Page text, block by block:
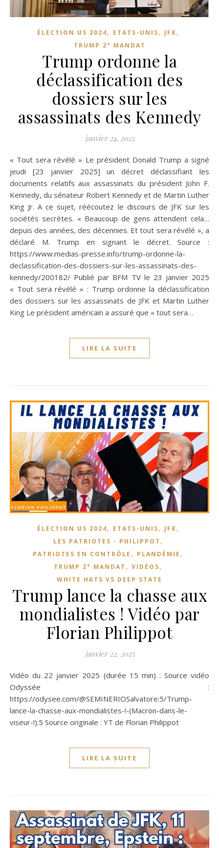
ÉLECTION US 2024, ETATS-UNIS, JFK,
TRUMP 2° MANDAT
Trump ordonne la
déclassification des
dossiers sur les
assassinats des Kennedy
janvier 24, 2025
« Tout sera révélé » Le président Donald Trump a signé
jeudi [23 janvier 2025] un décret déclassifiant les
documents relatifs aux assassinats du président John F.
Kennedy, du sénateur Robert Kennedy et de Martin Luther
King Jr. A ce sujet, réécoutez le discours de JFK sur les
sociétés secrètes. « Beaucoup de gens attendent cela…
depuis des années, des décennies. Et tout sera révélé », a
déclaré M. Trump en signant le décret. Source :
https://www.medias-presse.info/trump-ordonne-la-
declassification-des-dossiers-sur-les-assassinats-des-
kennedy/200182/ Publié par BFM TV le 23 janvier 2025
« Tout sera révélé » : Trump ordonne la déclassification
des dossiers sur les assassinats de JFK et Martin Luther
King Le président américain a assuré que « tout sera…
LIRE LA SUITE
ÉLECTION US 2024, ETATS-UNIS, JFK,
LES PATRIOTES - PHILIPPOT ,
PATRIOTES EN CONTRÔLE , PLANDÉMIE ,
TRUMP 2° MANDAT , VIDÉOS,
WHITE HATS VS DEEP STATE
Trump lance la chasse aux
mondialistes ! Vidéo par
Florian Philippot
janvier 22, 2025
Vidéo du 22 janvier 2025 (durée 15 min) : Source vidéo
Odyssée :
https://odysee.com/@SEMINERIOSalvatore:5/Trump-
lance-la-chasse-aux-mondialistes-!-(Macron-dans-le-
viseur-!):5 Source originale : YT de Florian Philippot
LIRE LA SUITE